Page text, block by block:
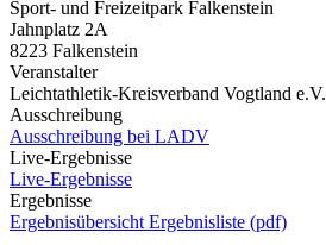
Sport- und Freizeitpark Falkenstein
Jahnplatz 2A
8223 Falkenstein
Veranstalter
Leichtathletik-Kreisverband Vogtland e.V.
Ausschreibung
Ausschreibung bei LADV
Live-Ergebnisse
Live-Ergebnisse
Ergebnisse
Ergebnisübersicht Ergebnisliste (pdf)